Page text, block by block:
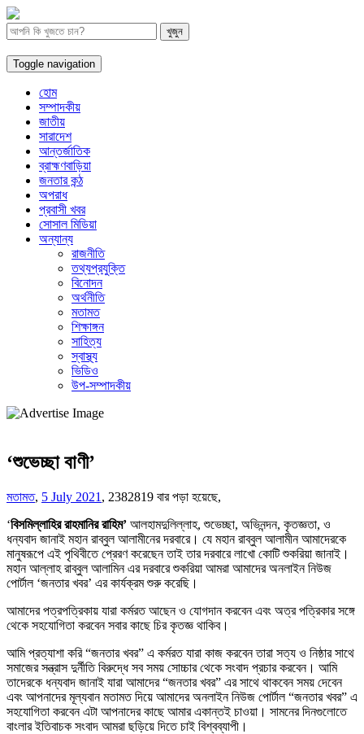
Toggle navigation
হোম
সম্পাদকীয়
জাতীয়
সারাদেশ
আন্তর্জাতিক
ব্রাহ্মণবাড়িয়া
জনতার কন্ঠ
অপরাধ
প্রবাসী খবর
সোসাল মিডিয়া
অন্যান্য
রাজনীতি
তথ্যপ্রযুক্তি
বিনোদন
অর্থনীতি
মতামত
শিক্ষাঙ্গন
সাহিত্য
স্বাস্থ্য
ভিডিও
উপ-সম্পাদকীয়
‘শুভেচ্ছা বাণী’
মতামত, 5 July 2021 , 2382819 বার পড়া হয়েছে,
‘বিসমিল্লাহির রাহমানির রাহিম’ আলহামদুলিল্লাহ, শুভেচ্ছা, অভিনন্দন, কৃতজ্ঞতা, ও
ধন্যবাদ জানাই মহান রাব্বুল আলামীনের দরবারে। যে মহান রাব্বুল আলামীন আমাদেরকে
মানুষরূপে এই পৃথিবীতে প্রেরণ করেছেন তাই তার দরবারে লাখো কোটি শুকরিয়া জানাই।
মহান আল্লাহ রাব্বুল আলামিন এর দরবারে শুকরিয়া আমরা আমাদের অনলাইন নিউজ
পোর্টাল ‘জনতার খবর’ এর কার্যক্রম শুরু করেছি।
আমাদের পত্রপত্রিকায় যারা কর্মরত আছেন ও যোগদান করবেন এবং অত্র পত্রিকার সঙ্গে
থেকে সহযোগিতা করবেন সবার কাছে চির কৃতজ্ঞ থাকিব।
আমি প্রত্যাশা করি “জনতার খবর” এ কর্মরত যারা কাজ করবেন তারা সত্য ও নিষ্ঠার সাথে
সমাজের সন্ত্রাস দুর্নীতি বিরুদ্ধে সব সময় সোচ্চার থেকে সংবাদ প্রচার করবেন। আমি
তাদেরকে ধন্যবাদ জানাই যারা আমাদের “জনতার খবর” এর সাথে থাকবেন সময় দেবেন
এবং আপনাদের মূল্যবান মতামত দিয়ে আমাদের অনলাইন নিউজ পোর্টাল “জনতার খবর” এ
সহযোগিতা করবেন এটা আপনাদের কাছে আমার একান্তই চাওয়া। সামনের দিনগুলোতে
বাংলার ইতিবাচক সংবাদ আমরা ছড়িয়ে দিতে চাই বিশ্বব্যাপী।